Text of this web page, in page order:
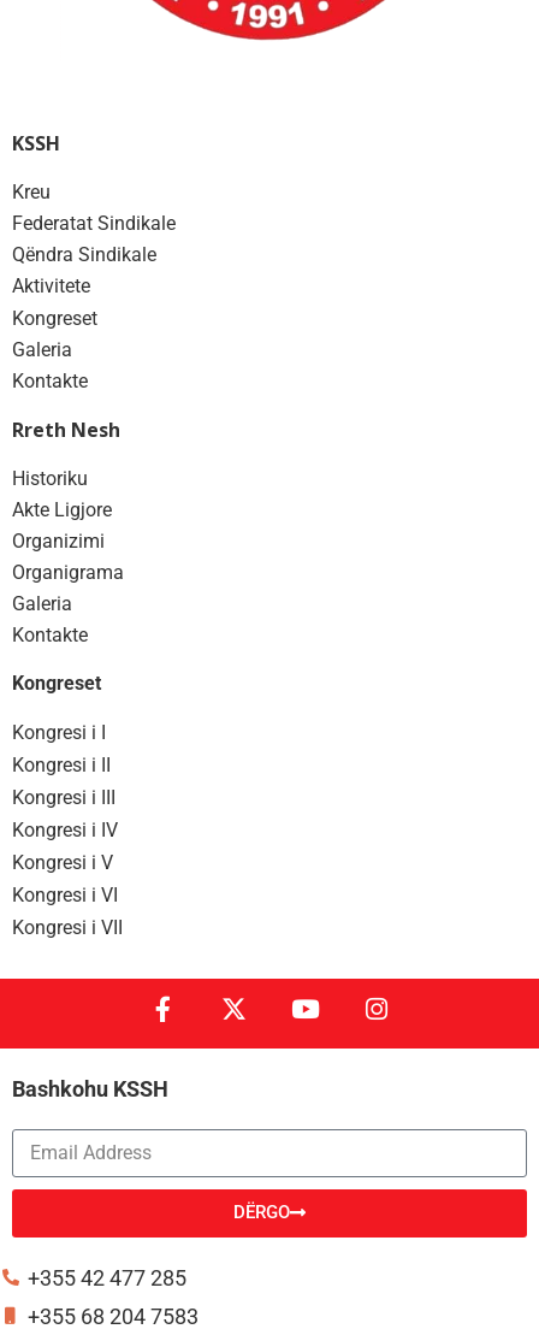
KSSH
Kreu
Federatat Sindikale
Qëndra Sindikale
Aktivitete
Kongreset
Galeria
Kontakte
Rreth Nesh
Historiku
Akte Ligjore
Organizimi
Organigrama
Galeria
Kontakte
Kongreset
Kongresi i I
Kongresi i II
Kongresi i III
Kongresi i IV
Kongresi i V
Kongresi i VI
Kongresi i VII
Bashkohu KSSH
DËRGO
+355 42 477 285
+355 68 204 7583